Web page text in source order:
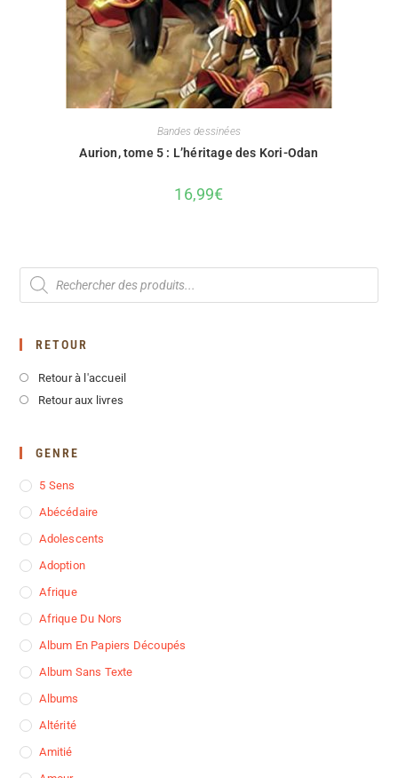
Bandes dessinées
Aurion, tome 5 : L’héritage des Kori-Odan
16,99€
RETOUR
Retour à l'accueil
Retour aux livres
GENRE
5 Sens
Abécédaire
Adolescents
Adoption
Afrique
Afrique Du Nors
Album En Papiers Découpés
Album Sans Texte
Albums
Altérité
Amitié